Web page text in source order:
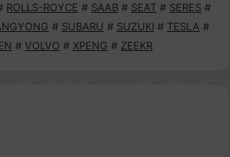
ROLLS-ROYCE # SAAB # SEAT # SERES #
# SUBARU # SUZUKI # TESLA #
# VOLVO # XPENG # ZEEKR